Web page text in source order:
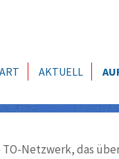
AKTUELL
Netzwerk, das